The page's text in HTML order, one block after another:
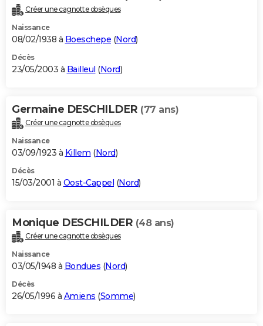
Créer une cagnotte obsèques
Naissance
08/02/1938 à Boeschepe (Nord)
Décès
23/05/2003 à Bailleul (Nord)
Germaine DESCHILDER (77 ans)
Créer une cagnotte obsèques
Naissance
03/09/1923 à Killem (Nord)
Décès
15/03/2001 à Oost-Cappel (Nord)
Monique DESCHILDER (48 ans)
Créer une cagnotte obsèques
Naissance
03/05/1948 à Bondues (Nord)
Décès
26/05/1996 à Amiens (Somme)